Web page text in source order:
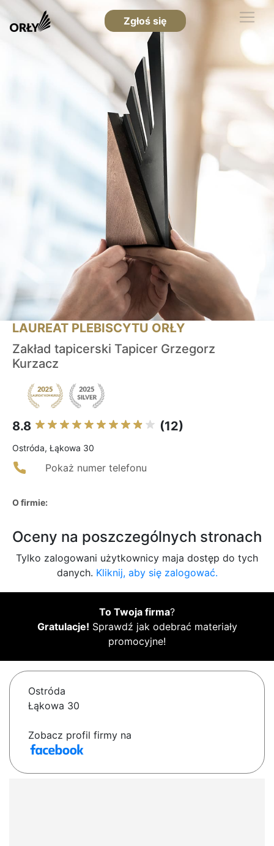
Zgłoś się
LAUREAT PLEBISCYTU ORŁY
Zakład tapicerski Tapicer Grzegorz
Kurzacz
8.8 (12)
Ostróda, Łąkowa 30
Pokaż numer telefonu
O firmie:
Oceny na poszczególnych stronach
Tylko zalogowani użytkownicy maja dostęp do tych
danych. Kliknij, aby się zalogować.
To Twoja firma?
Gratulacje! Sprawdź jak odebrać materiały
promocyjne!
Ostróda
Łąkowa 30
Zobacz profil firmy na